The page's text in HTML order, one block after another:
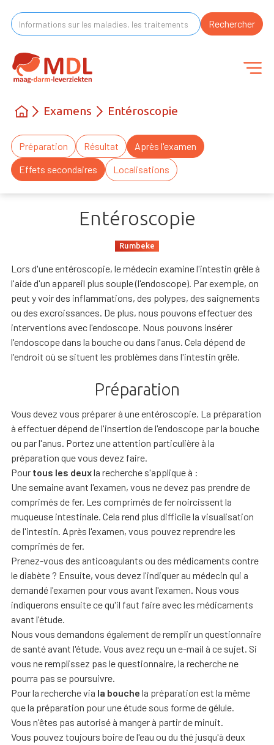
Examens Entéroscopie
Préparation Résultat
Après l'examen
Effets secondaires
Localisations
Entéroscopie
Rumbeke
Lors d'une entéroscopie, le médecin examine l'intestin grêle à
l'aide d'un appareil plus souple (l'endoscope). Par exemple, on
peut y voir des inflammations, des polypes, des saignements
ou des excroissances. De plus, nous pouvons effectuer des
interventions avec l'endoscope. Nous pouvons insérer
l'endoscope dans la bouche ou dans l'anus. Cela dépend de
l'endroit où se situent les problèmes dans l'intestin grêle.
Préparation
Vous devez vous préparer à une entéroscopie. La préparation
à effectuer dépend de l'insertion de l'endoscope par la bouche
ou par l'anus. Portez une attention particulière à la
préparation que vous devez faire.
Pour tous les deuxla recherche s'applique à :
Une semaine avant l'examen, vous ne devez pas prendre de
comprimés de fer. Les comprimés de fer noircissent la
muqueuse intestinale. Cela rend plus difficile la visualisation
de l'intestin. Après l'examen, vous pouvez reprendre les
comprimés de fer.
Prenez-vous des anticoagulants ou des médicaments contre
le diabète ? Ensuite, vous devez l'indiquer au médecin qui a
demandé l'examen pour vous avant l'examen. Nous vous
indiquerons ensuite ce qu'il faut faire avec les médicaments
avant l'étude.
Nous vous demandons également de remplir un questionnaire
de santé avant l'étude. Vous avez reçu un e-mail à ce sujet. Si
vous ne remplissez pas le questionnaire, la recherche ne
pourra pas se poursuivre.
Pour la recherche via la bouche la préparation est la même
que la préparation pour une étude sous forme de gélule.
Vous n'êtes pas autorisé à manger à partir de minuit.
Vous pouvez toujours boire de l'eau ou du thé jusqu'à deux